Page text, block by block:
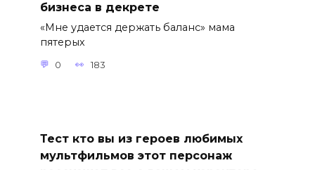
бизнеса в декрете
«Мне удается держать баланс» мама
пятерых
0 183
Тест кто вы из героев любимых
мультфильмов этот персонаж